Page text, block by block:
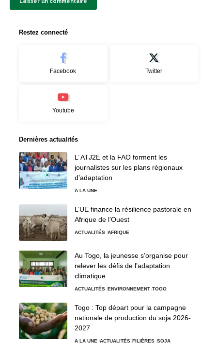
Restez connecté
Facebook Twitter
Youtube
Dernières actualités
L’ ATJ2E et la FAO forment les
journalistes sur les plans régionaux
d’adaptation
A LA UNE
L’UE finance la résilience pastorale en
Afrique de l’Ouest
ACTUALITÉS AFRIQUE
Au Togo, la jeunesse s’organise pour
relever les défis de l’adaptation
climatique
ACTUALITÉS ENVIRONNEMENT TOGO
Togo : Top départ pour la campagne
nationale de production du soja 2026-
2027
A LA UNE ACTUALITÉS FILIÈRES SOJA